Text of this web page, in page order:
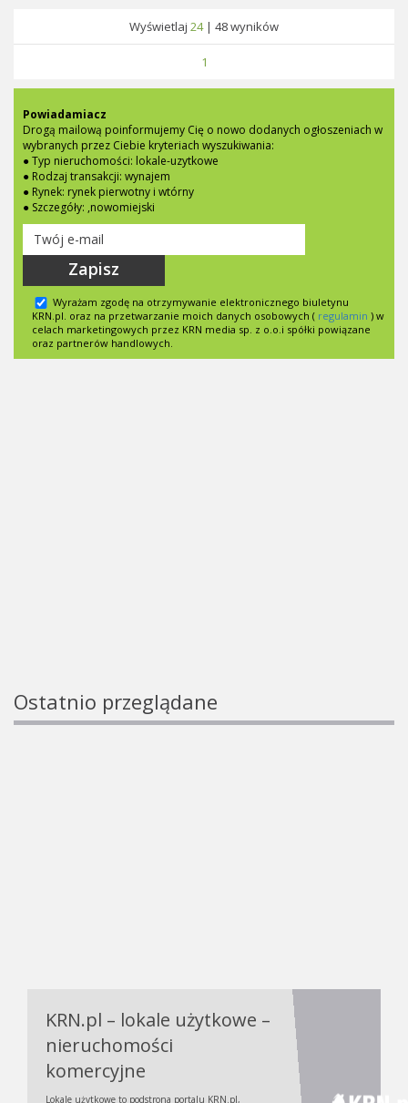
Wyświetlaj 24| 48wyników
1
Powiadamiacz
Drogą mailową poinformujemy Cię o nowo dodanych ogłoszeniach w
wybranych przez Ciebie kryteriach wyszukiwania:
● Typ nieruchomości: lokale-uzytkowe
● Rodzaj transakcji: wynajem
● Rynek: rynek pierwotny i wtórny
● Szczegóły: ,nowomiejski
Zapisz
Wyrażam zgodę na otrzymywanie elektronicznego biuletynu
KRN.pl. oraz na przetwarzanie moich danych osobowych ( regulamin ) w
celach marketingowych przez KRN media sp. z o.o.i spółki powiązane
oraz partnerów handlowych.
Ostatnio przeglądane
KRN.pl – lokale użytkowe –
nieruchomości
komercyjne
Lokale użytkowe to podstrona portalu KRN.pl,